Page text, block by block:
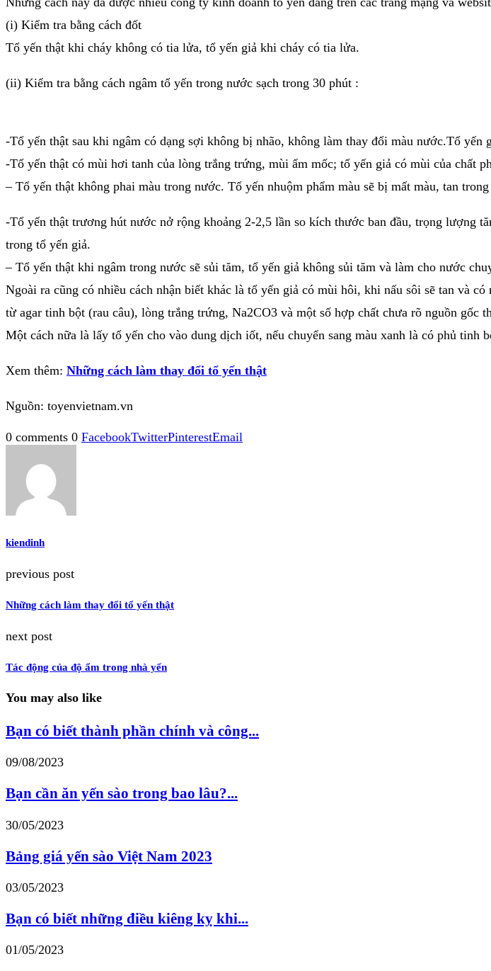
(i) Kiểm tra bằng cách đốt
Tổ yến thật khi cháy không có tia lửa, tổ yến giả khi cháy có tia lửa.
(ii) Kiểm tra bằng cách ngâm tổ yến trong nước sạch trong 30 phút :
-Tổ yến thật sau khi ngâm có dạng sợi không bị nhão, không làm thay đổi màu nước.Tổ yến
-Tổ yến thật có mùi hơi tanh của lòng trắng trứng, mùi ẩm mốc; tổ yến giả có mùi của chất
– Tổ yến thật không phai màu trong nước. Tổ yến nhuộm phẩm màu sẽ bị mất màu, tan
-Tổ yến thật trương hút nước nở rộng khoảng 2-2,5 lần so kích thước ban đầu, trọng lượng
trong tổ yến giả.
– Tổ yến thật khi ngâm trong nước sẽ sủi tăm, tổ yến giả không sủi tăm và làm cho nước
Ngoài ra cũng có nhiều cách nhận biết khác là tổ yến giả có mùi hôi, khi nấu sôi sẽ tan và
từ agar tinh bột (rau câu), lòng trắng trứng, Na2CO3 và một số hợp chất chưa rõ nguồn
Một cách nữa là lấy tổ yến cho vào dung dịch iốt, nếu chuyển sang màu xanh là có phủ tinh
Xem thêm: Những cách làm thay đổi tổ yến thật
Nguồn: toyenvietnam.vn
0 comments 0 FacebookTwitterPinterestEmail
kiendinh
previous post
Những cách làm thay đổi tổ yến thật
next post
Tác động của độ ẩm trong nhà yến
You may also like
Bạn có biết thành phần chính và công...
09/08/2023
Bạn cần ăn yến sào trong bao lâu?...
30/05/2023
Bảng giá yến sào Việt Nam 2023
03/05/2023
Bạn có biết những điều kiêng kỵ khi...
01/05/2023